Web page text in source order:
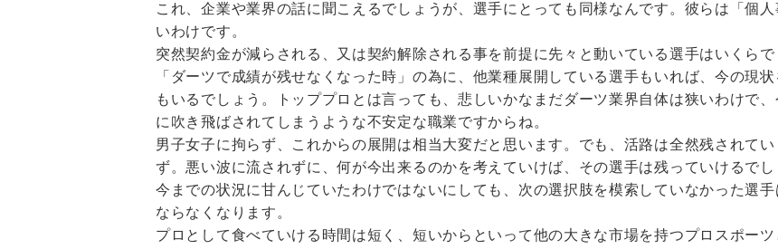
これ、企業や業界の話に聞こえるでしょうが、選手にとっても同様なんです。彼らは「個
いわけです。
突然契約金が減らされる、又は契約解除される事を前提に先々と動いている選手はいくらで
「ダーツで成績が残せなくなった時」の為に、他業種展開している選手もいれば、今の現
もいるでしょう。トッププロとは言っても、悲しいかなまだダーツ業界自体は狭いわけで
に吹き飛ばされてしまうような不安定な職業ですからね。
男子女子に拘らず、これからの展開は相当大変だと思います。でも、活路は全然残されて
ず。悪い波に流されずに、何が今出来るのかを考えていけば、その選手は残っていけるでし
今までの状況に甘んじていたわけではないにしても、次の選択肢を模索していなかった選
ならなくなります。
プロとして食べていける時間は短く、短いからといって他の大きな市場を持つプロスポー